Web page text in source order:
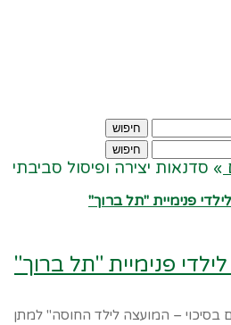
חיפוש
חיפוש
» סדנאות יצירה ופיסול סביבתי
פנימיית "תל ברוך"
בסיכוי – המועצה לילד החוסה" למתן